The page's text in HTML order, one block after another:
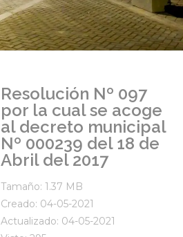
Resolución Nº 097
por la cual se acoge
al decreto municipal
Nº 000239 del 18 de
Abril del 2017
Tamaño: 1.37 MB
Creado: 04-05-2021
Actualizado: 04-05-2021